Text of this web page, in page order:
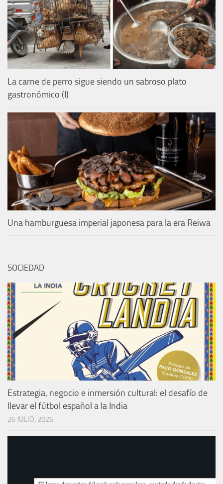
La carne de perro sigue siendo un sabroso plato
gastronómico (I)
Una hamburguesa imperial japonesa para la era Reiwa
SOCIEDAD
Estrategia, negocio e inmersión cultural: el desafío de
llevar el fútbol español a la India
26 JULIO, 2026